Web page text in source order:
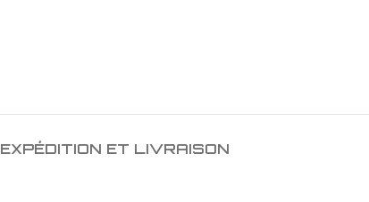
EXPÉDITION ET LIVRAISON